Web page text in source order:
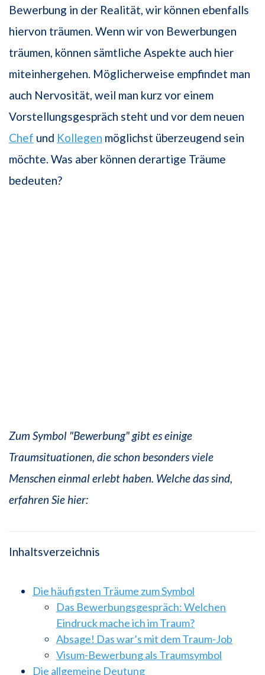
Bewerbung in der Realität, wir können ebenfalls
hiervon träumen. Wenn wir von Bewerbungen
träumen, können sämtliche Aspekte auch hier
miteinhergehen. Möglicherweise empfindet man
auch Nervosität, weil man kurz vor einem
Vorstellungsgespräch steht und vor dem neuen
Chef und Kollegen möglichst überzeugend sein
möchte. Was aber können derartige Träume
bedeuten?
Zum Symbol "Bewerbung" gibt es einige
Traumsituationen, die schon besonders viele
Menschen einmal erlebt haben. Welche das sind,
erfahren Sie hier:
Inhaltsverzeichnis
Die häufigsten Träume zum Symbol
Das Bewerbungsgespräch: Welchen
Eindruck mache ich im Traum?
Absage! Das war’s mit dem Traum-Job
Visum-Bewerbung als Traumsymbol
Die allgemeine Deutung